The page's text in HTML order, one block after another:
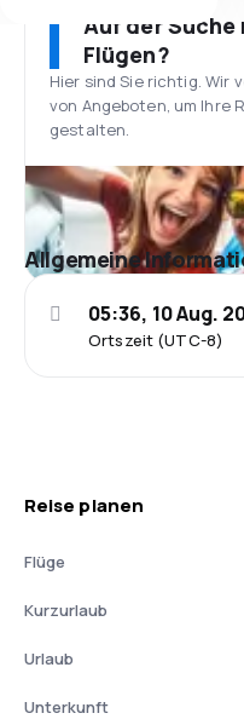
Auf der
Flügen?
Hier sind Sie richtig. Wir
von Angeboten, um Ihre
gestalten.
Allgemeine
Ortszeit (UTC-8)
05:36, 10 Aug.
Reise planen
Flüge
Kurzurlaub
Urlaub
Unterkunft